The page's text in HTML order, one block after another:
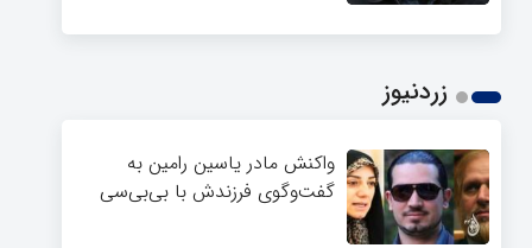
زردنیوز
واکنش مادر یاسین رامین به
گفت‌وگوی فرزندش با بی‌بی‌سی